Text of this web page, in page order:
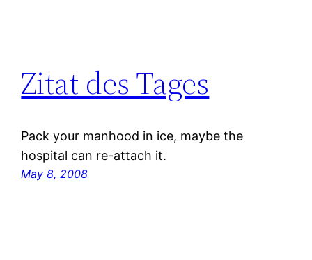
Zitat des Tages
Pack your manhood in ice, maybe the
hospital can re-attach it.
May 8, 2008